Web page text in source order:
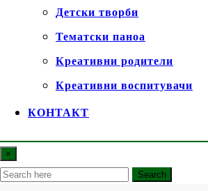
Детски творби
Тематски паноа
Креативни родители
Креативни воспитувачи
КОНТАКТ
×
Search